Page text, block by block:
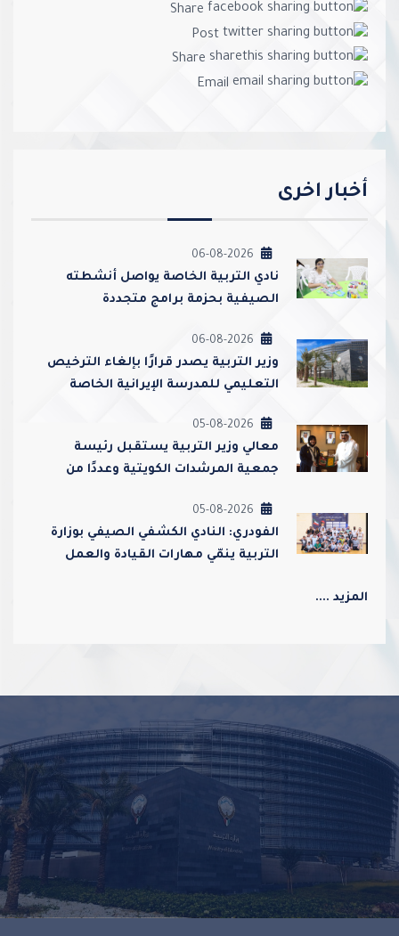
Share
Post
Share
Email
أخبار اخرى
06-08-2026
نادي التربية الخاصة يواصل أنشطته
الصيفية بحزمة برامج متجددة
06-08-2026
وزير التربية يصدر قرارًا بإلغاء الترخيص
التعليمي للمدرسة الإيرانية الخاصة
05-08-2026
معالي وزير التربية يستقبل رئيسة
جمعية المرشدات الكويتية وعددًا من
05-08-2026
الفودري: النادي الكشفي الصيفي بوزارة
التربية ينمّي مهارات القيادة والعمل
المزيد ....